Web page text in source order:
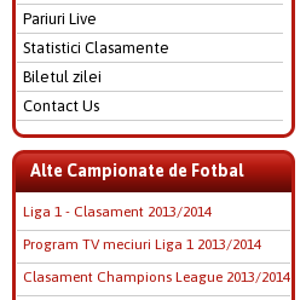
Pariuri Live
Statistici Clasamente
Biletul zilei
Contact Us
Alte Campionate de Fotbal
Liga 1 - Clasament 2013/2014
Program TV meciuri Liga 1 2013/2014
Clasament Champions League 2013/2014